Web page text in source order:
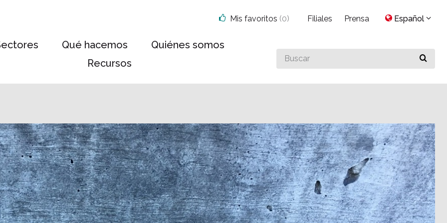
Qué hacemos
Quiénes somos
Recursos
Buscar
algo
Mis favoritos (0) Filiales Prensa Español